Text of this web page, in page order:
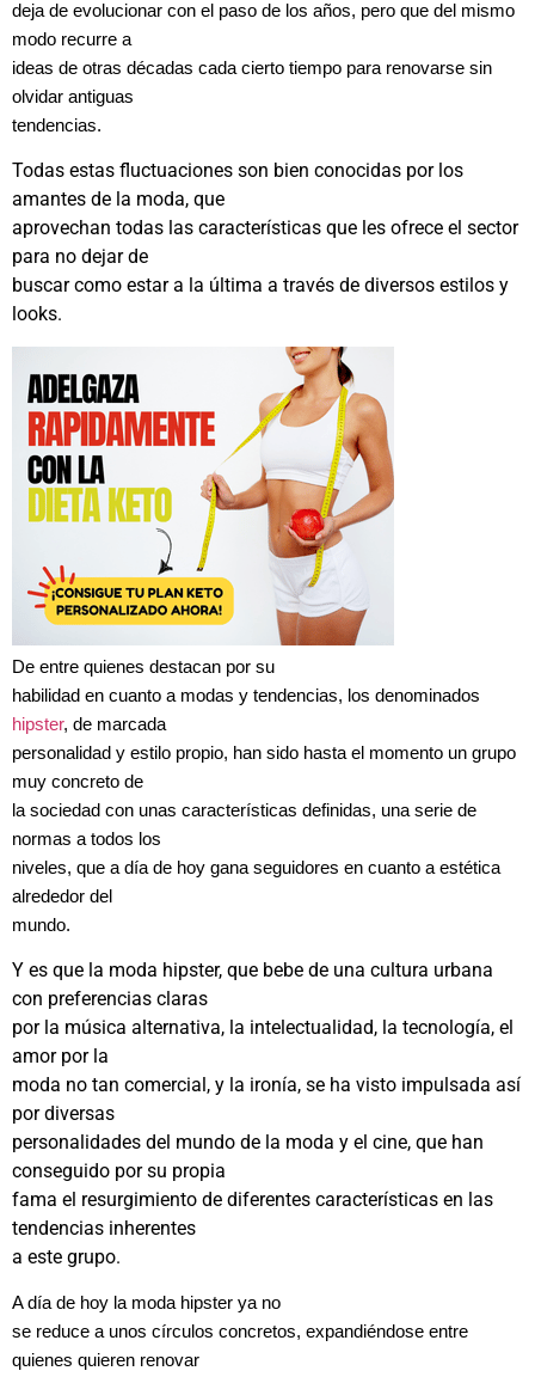
deja de evolucionar con el paso de los años, pero que del mismo
modo recurre a
ideas de otras décadas cada cierto tiempo para renovarse sin
olvidar antiguas
tendencias.
Todas estas fluctuaciones son bien conocidas por los
amantes de la moda, que
aprovechan todas las características que les ofrece el sector
para no dejar de
buscar como estar a la última a través de diversos estilos y
looks.
De entre quienes destacan por su
habilidad en cuanto a modas y tendencias, los denominados
hipster, de marcada
personalidad y estilo propio, han sido hasta el momento un grupo
muy concreto de
la sociedad con unas características definidas, una serie de
normas a todos los
niveles, que a día de hoy gana seguidores en cuanto a estética
alrededor del
mundo.
Y es que la moda hipster, que bebe de una cultura urbana
con preferencias claras
por la música alternativa, la intelectualidad, la tecnología, el
amor por la
moda no tan comercial, y la ironía, se ha visto impulsada así
por diversas
personalidades del mundo de la moda y el cine, que han
conseguido por su propia
fama el resurgimiento de diferentes características en las
tendencias inherentes
a este grupo.
A día de hoy la moda hipster ya no
se reduce a unos círculos concretos, expandiéndose entre
quienes quieren renovar